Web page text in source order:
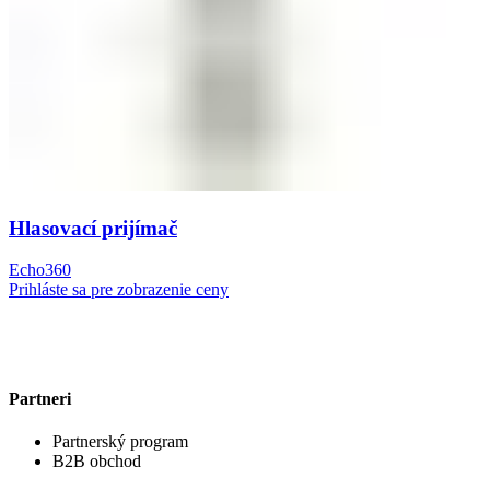
Hlasovací prijímač
Echo360
Prihláste sa pre zobrazenie ceny
Partneri
Partnerský program
B2B obchod